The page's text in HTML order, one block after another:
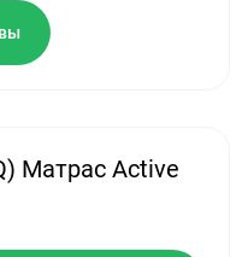
Матрас Active